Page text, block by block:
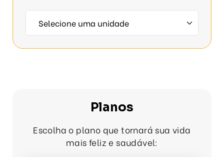
Planos
Escolha o plano que tornará sua vida
mais feliz e saudável: